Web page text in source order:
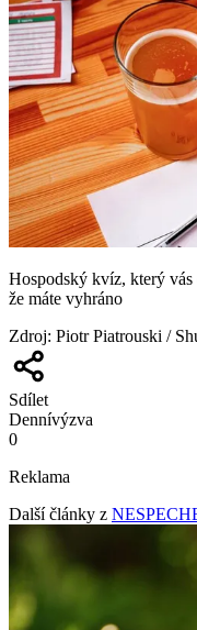
Hospodský kvíz, který
že máte vyhráno
Zdroj: Piotr Piatrouski /
Sdílet
Dennívýzva
0
Reklama
Další články z